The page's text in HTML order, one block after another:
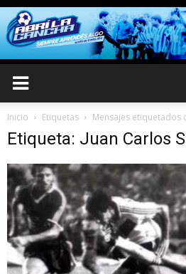
Inicio Etiquetas Mensajes etiquetados
Etiqueta: Juan Carlos